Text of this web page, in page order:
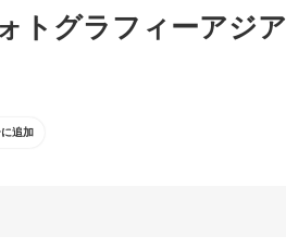
トグラフィーアジア
追加